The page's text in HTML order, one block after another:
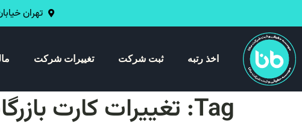
تهران خیابان
اخذ رتبه ثبت شرکت تغییرات شرکت
Tag: تغییرات کارت بازرگانی